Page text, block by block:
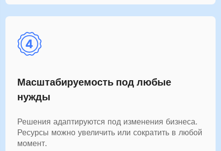
Масштабируемость под любые
нужды
Решения адаптируются под изменения бизнеса.
Ресурсы можно увеличить или сократить в любой
момент.